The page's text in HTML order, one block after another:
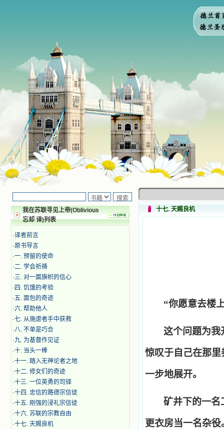
我在苏联寻见上帝(Oblivious
忘却 译)列表
·译者前言
·原书导言
·一. 预留的使命
·二. 学会祈祷
·三. 对一面旗帜的信心
· 四. 饥饿的考验
·五. 面包的奇迹
·六. 帮助他人
·七. 从施虐者手中获救
·八. 不单是巧合
·九. 为基督作见证
·十. 当头一棒
·十一. 踏入无神论者之地
·十二. 修女们的奇迹
·十三. 一位英勇的司铎
·十四. 忠信的路德宗信徒
·十五. 刚强的浸礼宗信徒
·十六. 苏联的宗教自由
·十七. 天赐良机
十七. 天赐良机
“你愿意去楼
这个问题为我
惊叹于自己在那
一步地展开。
矿井下的一名
更衣房当一名杂役